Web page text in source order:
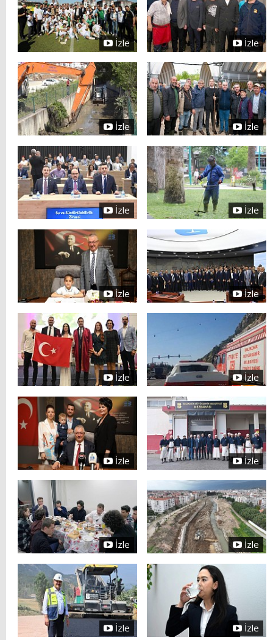
İzle İzle
İzle İzle
İzle İzle
İzle İzle
İzle İzle
İzle İzle
İzle İzle
İzle İzle